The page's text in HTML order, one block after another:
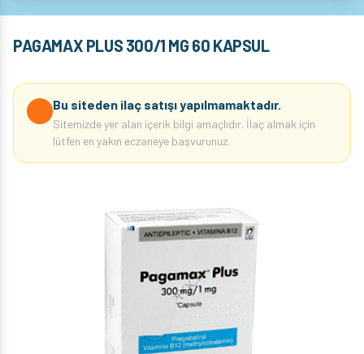
PAGAMAX PLUS 300/1 MG 60 KAPSUL
Bu siteden ilaç satışı yapılmamaktadır.
Sitemizde yer alan içerik bilgi amaçlıdır. İlaç almak için
lütfen en yakın eczaneye başvurunuz.